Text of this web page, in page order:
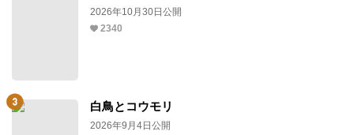
2026年10月30日公開
2340
白鳥とコウモリ
2026年9月4日公開